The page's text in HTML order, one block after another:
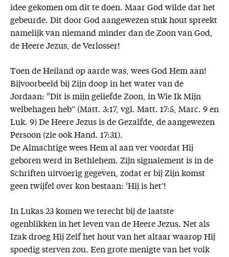
idee gekomen om dit te doen. Maar God wilde dat het
gebeurde. Dit door God aangewezen stuk hout spreekt
namelijk van niemand minder dan de Zoon van God,
de Heere Jezus, de Verlosser!
Toen de Heiland op aarde was, wees God Hem aan!
Bijvoorbeeld bij Zijn doop in het water van de
Jordaan: “Dit is mijn geliefde Zoon, in Wie Ik Mijn
welbehagen heb” (Matt. 3:17, vgl. Matt. 17:5, Marc. 9 en
Luk. 9) De Heere Jezus is de Gezalfde, de aangewezen
Persoon (zie ook Hand. 17:31).
De Almachtige wees Hem al aan ver voordat Hij
geboren werd in Bethlehem. Zijn signalement is in de
Schriften uitvoerig gegeven, zodat er bij Zijn komst
geen twijfel over kon bestaan: ‘Hij is het’!
In Lukas 23 komen we terecht bij de laatste
ogenblikken in het leven van de Heere Jezus. Net als
Izak droeg Hij Zelf het hout van het altaar waarop Hij
spoedig sterven zou. Een grote menigte van het volk